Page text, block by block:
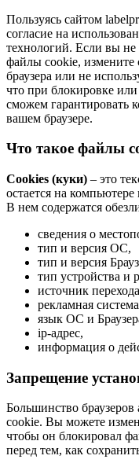
Пользуясь сайтом
согласие на
технологий. Если вы
файлы cookie, измените
браузера или не
что при блокировке
сможем гарантировать
вашем браузере.
Что такое файлы
Cookies (куки) – это
остается на
В нем содержатся
сведения о
тип и версия ОС,
тип и версия
тип устройства и
источник
рекламная
язык ОС и
ip-адрес,
информация о
Запрещение
Большинство
cookie. Вы можете
чтобы он блокировал
перед тем, как